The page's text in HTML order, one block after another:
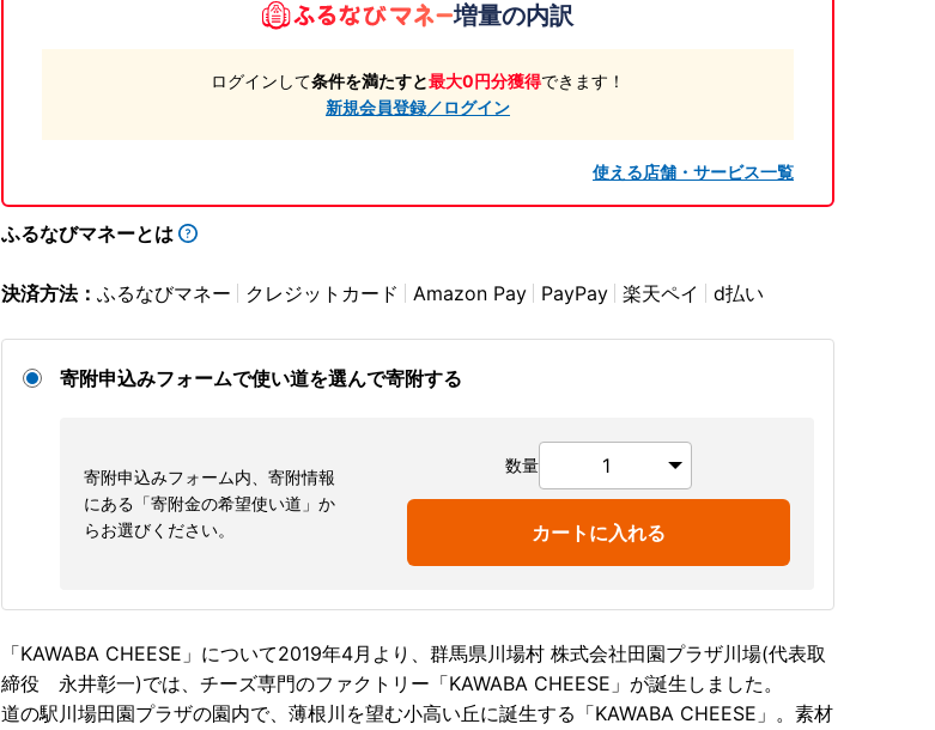
増量の内訳
ログインして条件を満たすと最大0円分獲得できます！
新規会員登録／ログイン
使える店舗・サービス一覧
ふるなびマネーとは
決済方法： ふるなびマネー クレジットカード Amazon Pay PayPay 楽天ペイ d払い
寄附申込みフォームで使い道を選んで寄附する
寄附申込みフォーム内、寄附情報
にある「寄附金の希望使い道」か
らお選びください。
数量
カートに入れる
「KAWABA CHEESE」について2019年4月より、群馬県川場村 株式会社田園プラザ川場(代表取
締役 永井彰一)では、チーズ専門のファクトリー「KAWABA CHEESE」が誕生しました。
道の駅川場田園プラザの園内で、薄根川を望む小高い丘に誕生する「KAWABA CHEESE」。素材